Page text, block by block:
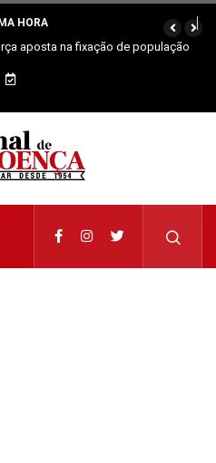
HORA
aposta na fixação de população